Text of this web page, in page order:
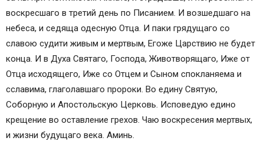
воскресшаго в третий день по Писанием. И возшедшаго на
небеса, и седяща одесную Отца. И паки грядущаго со
славою судити живым и мертвым, Егоже Царствию не будет
конца. И в Духа Святаго, Господа, Животворящаго, Иже от
Отца исходящего, Иже со Отцем и Сыном спокланяема и
сславима, глаголавшаго пророки. Во едину Святую,
Соборную и Апостольскую Церковь. Исповедую едино
крещение во оставление грехов. Чаю воскресения мертвых,
и жизни будущаго века. Аминь.